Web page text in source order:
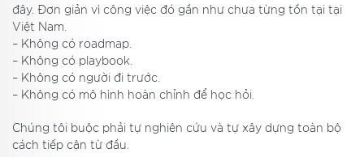
đây. Đơn giản vì công việc đó gần như chưa từng tồn tại tại
Việt Nam.
– Không có roadmap.
– Không có playbook.
– Không có người đi trước.
– Không có mô hình hoàn chỉnh để học hỏi.
Chúng tôi buộc phải tự nghiên cứu và tự xây dựng toàn bộ
cách tiếp cận từ đầu.